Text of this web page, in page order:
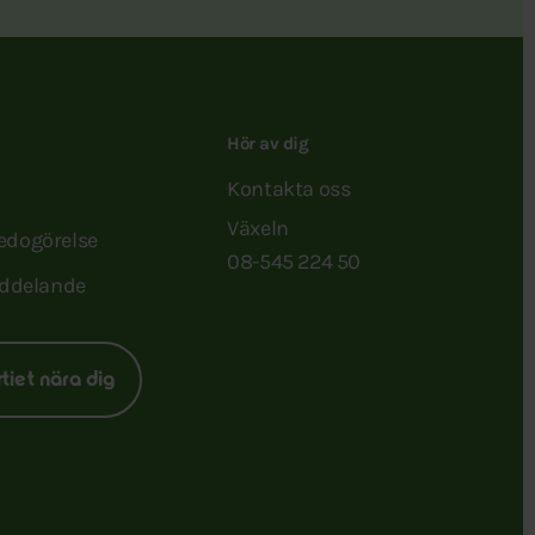
nära dig
Hör av dig
Kontakta oss
Växeln
08-545 224 50